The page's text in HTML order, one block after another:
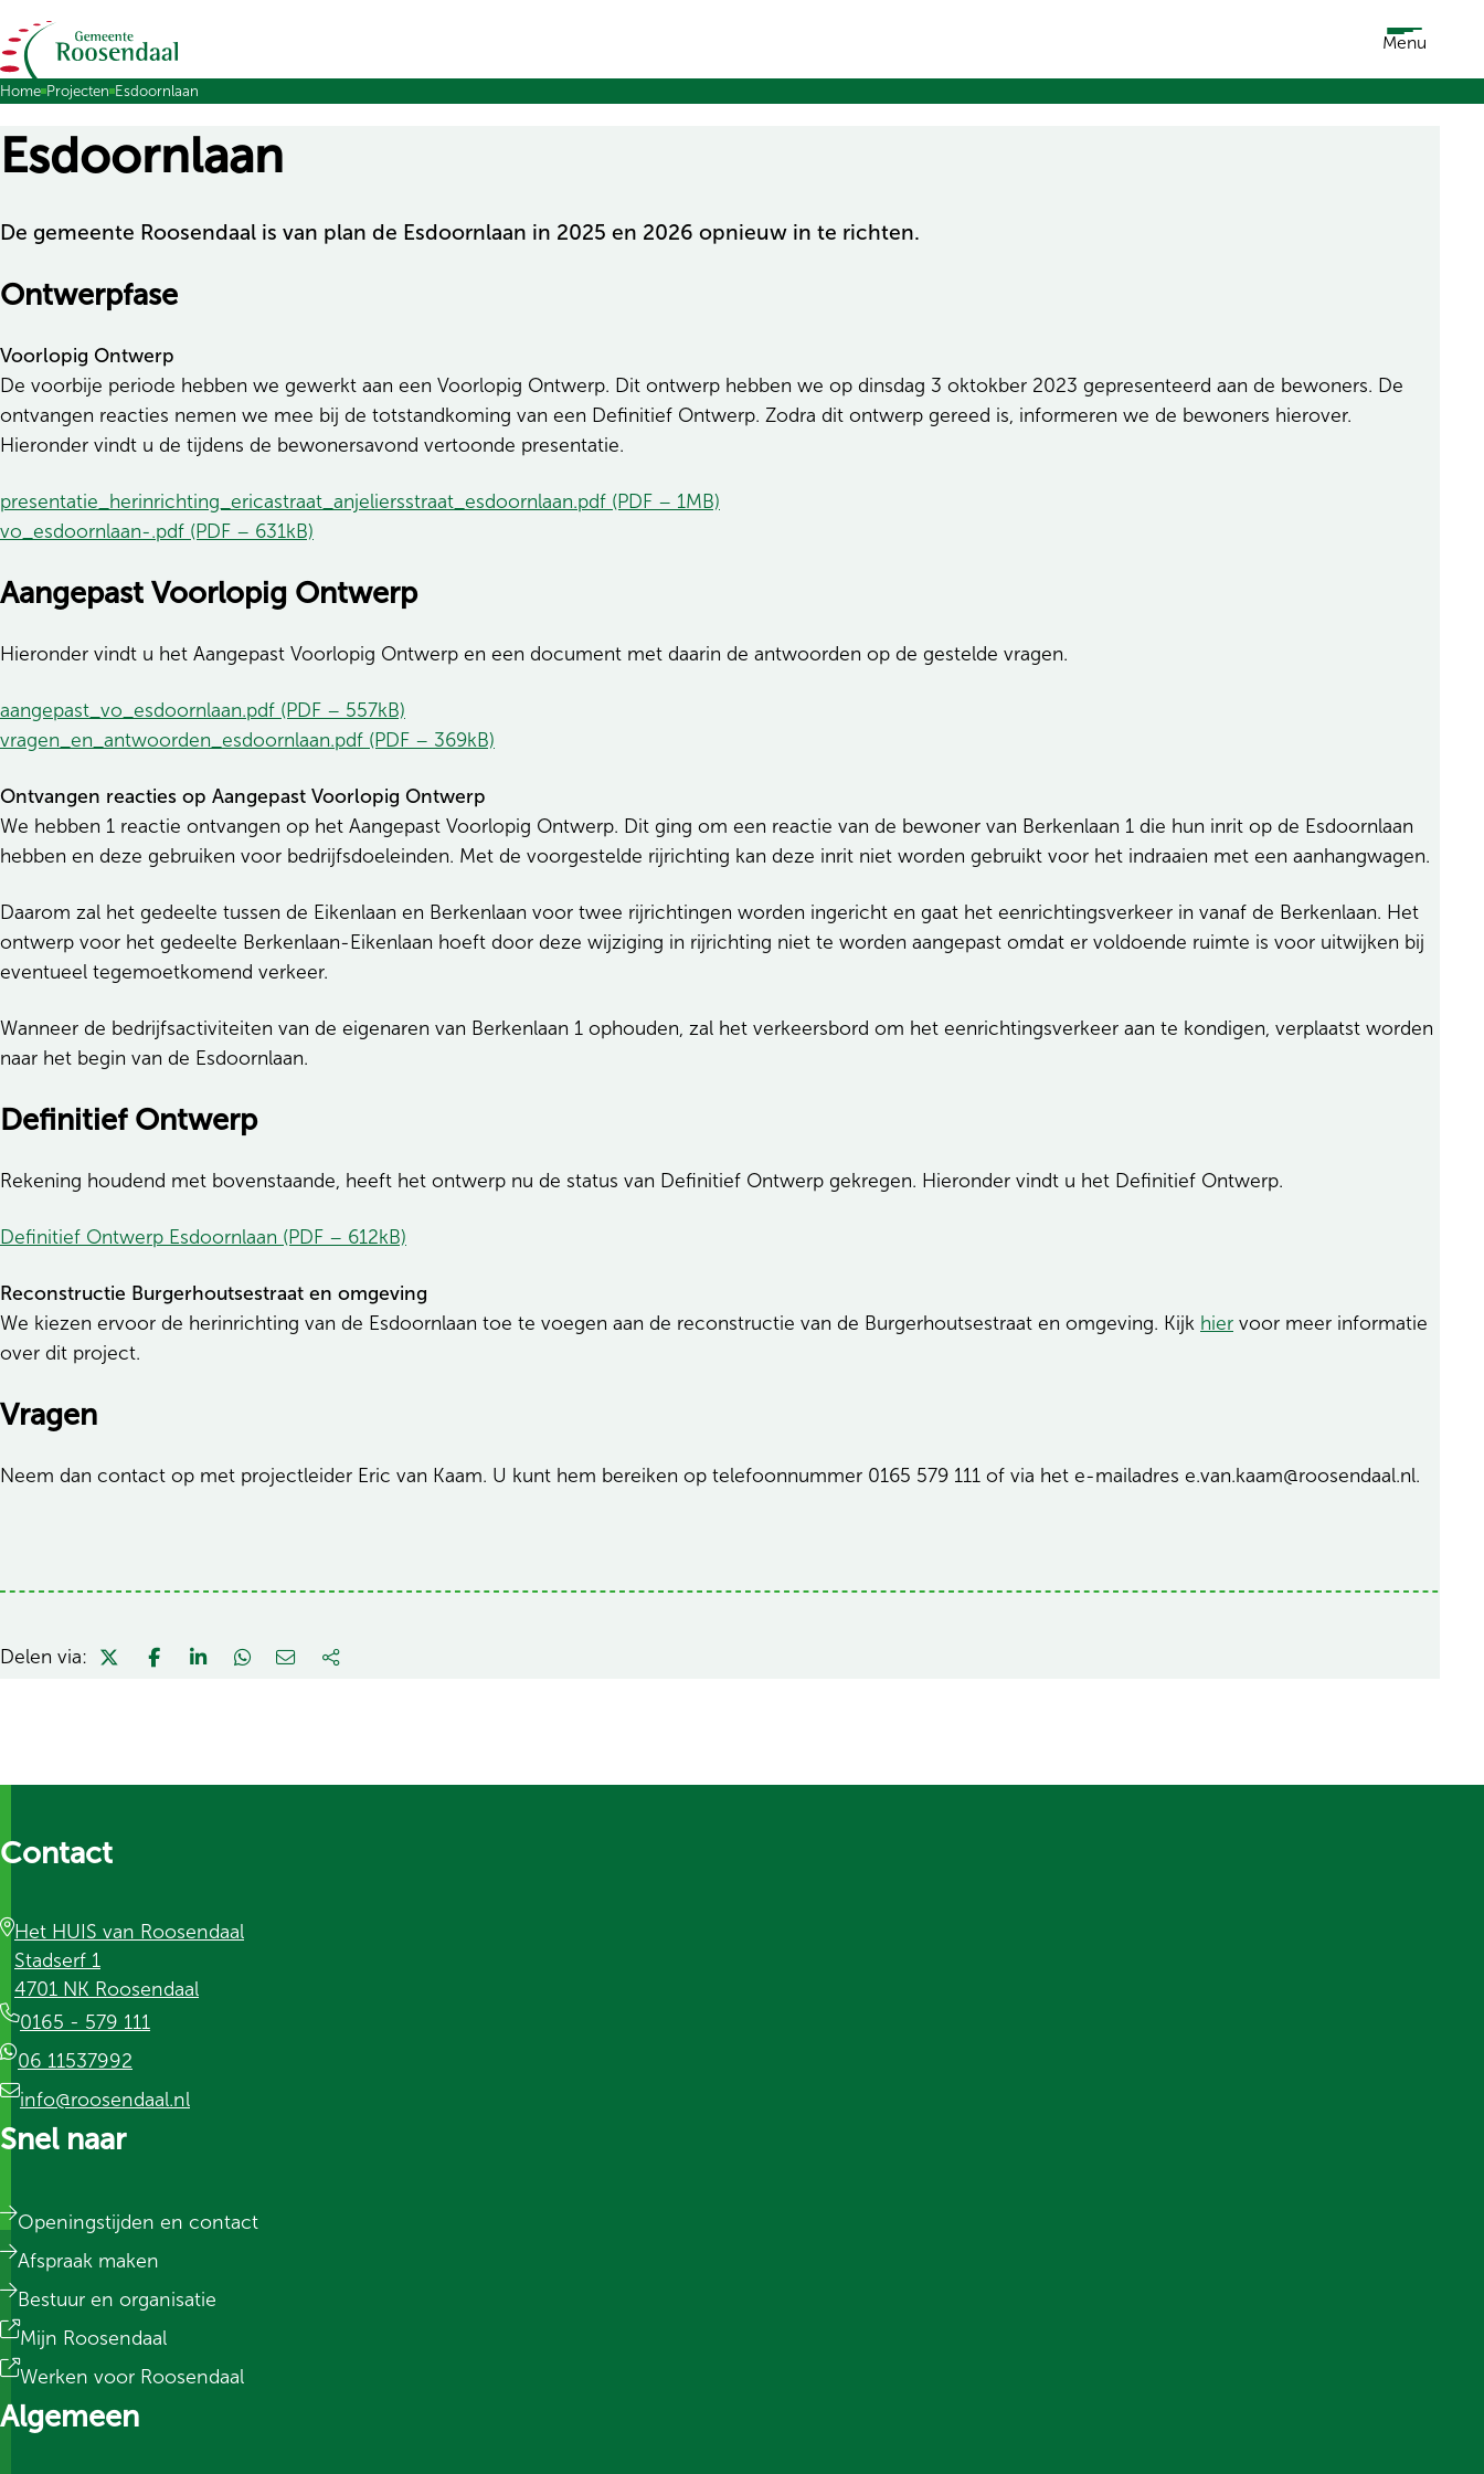
Ga naar de inhoud Menu
Home Projecten Esdoornlaan
Esdoornlaan
De gemeente Roosendaal is van plan de Esdoornlaan in 2025 en 2026 opnieuw in te richten.
Ontwerpfase
Voorlopig Ontwerp
De voorbije periode hebben we gewerkt aan een Voorlopig Ontwerp. Dit ontwerp hebben we op dinsdag 3 oktokber 2023 gepresenteerd aan de bewoners. De
ontvangen reacties nemen we mee bij de totstandkoming van een Definitief Ontwerp. Zodra dit ontwerp gereed is, informeren we de bewoners hierover.
Hieronder vindt u de tijdens de bewonersavond vertoonde presentatie.
presentatie_herinrichting_ericastraat_anjeliersstraat_esdoornlaan.pdf (PDF – 1MB)
vo_esdoornlaan-.pdf (PDF – 631kB)
Aangepast Voorlopig Ontwerp
Hieronder vindt u het Aangepast Voorlopig Ontwerp en een document met daarin de antwoorden op de gestelde vragen.
aangepast_vo_esdoornlaan.pdf (PDF – 557kB)
vragen_en_antwoorden_esdoornlaan.pdf (PDF – 369kB)
Ontvangen reacties op Aangepast Voorlopig Ontwerp
We hebben 1 reactie ontvangen op het Aangepast Voorlopig Ontwerp. Dit ging om een reactie van de bewoner van Berkenlaan 1 die hun inrit op de Esdoornlaan
hebben en deze gebruiken voor bedrijfsdoeleinden. Met de voorgestelde rijrichting kan deze inrit niet worden gebruikt voor het indraaien met een aanhangwagen.
Daarom zal het gedeelte tussen de Eikenlaan en Berkenlaan voor twee rijrichtingen worden ingericht en gaat het eenrichtingsverkeer in vanaf de Berkenlaan. Het
ontwerp voor het gedeelte Berkenlaan-Eikenlaan hoeft door deze wijziging in rijrichting niet te worden aangepast omdat er voldoende ruimte is voor uitwijken bij
eventueel tegemoetkomend verkeer.
Wanneer de bedrijfsactiviteiten van de eigenaren van Berkenlaan 1 ophouden, zal het verkeersbord om het eenrichtingsverkeer aan te kondigen, verplaatst worden
naar het begin van de Esdoornlaan.
Definitief Ontwerp
Rekening houdend met bovenstaande, heeft het ontwerp nu de status van Definitief Ontwerp gekregen. Hieronder vindt u het Definitief Ontwerp.
Definitief Ontwerp Esdoornlaan (PDF – 612kB)
Reconstructie Burgerhoutsestraat en omgeving
We kiezen ervoor de herinrichting van de Esdoornlaan toe te voegen aan de reconstructie van de Burgerhoutsestraat en omgeving. Kijk hier voor meer informatie
over dit project.
Vragen
Neem dan contact op met projectleider Eric van Kaam. U kunt hem bereiken op telefoonnummer 0165 579 111 of via het e-mailadres e.van.kaam@roosendaal.nl.
Delen via:
Contact
Het HUIS van Roosendaal
Stadserf 1
4701 NK Roosendaal
0165 - 579 111
06 11537992
info@roosendaal.nl
Snel naar
Openingstijden en contact
Afspraak maken
Bestuur en organisatie
Mijn Roosendaal
Werken voor Roosendaal
Algemeen